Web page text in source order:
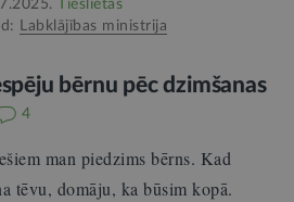
Tieslietas
Labklājības ministrija
bērnu pēc dzimšanas
4
man piedzims bērns. Kad
tēvu, domāju, ka būsim kopā.